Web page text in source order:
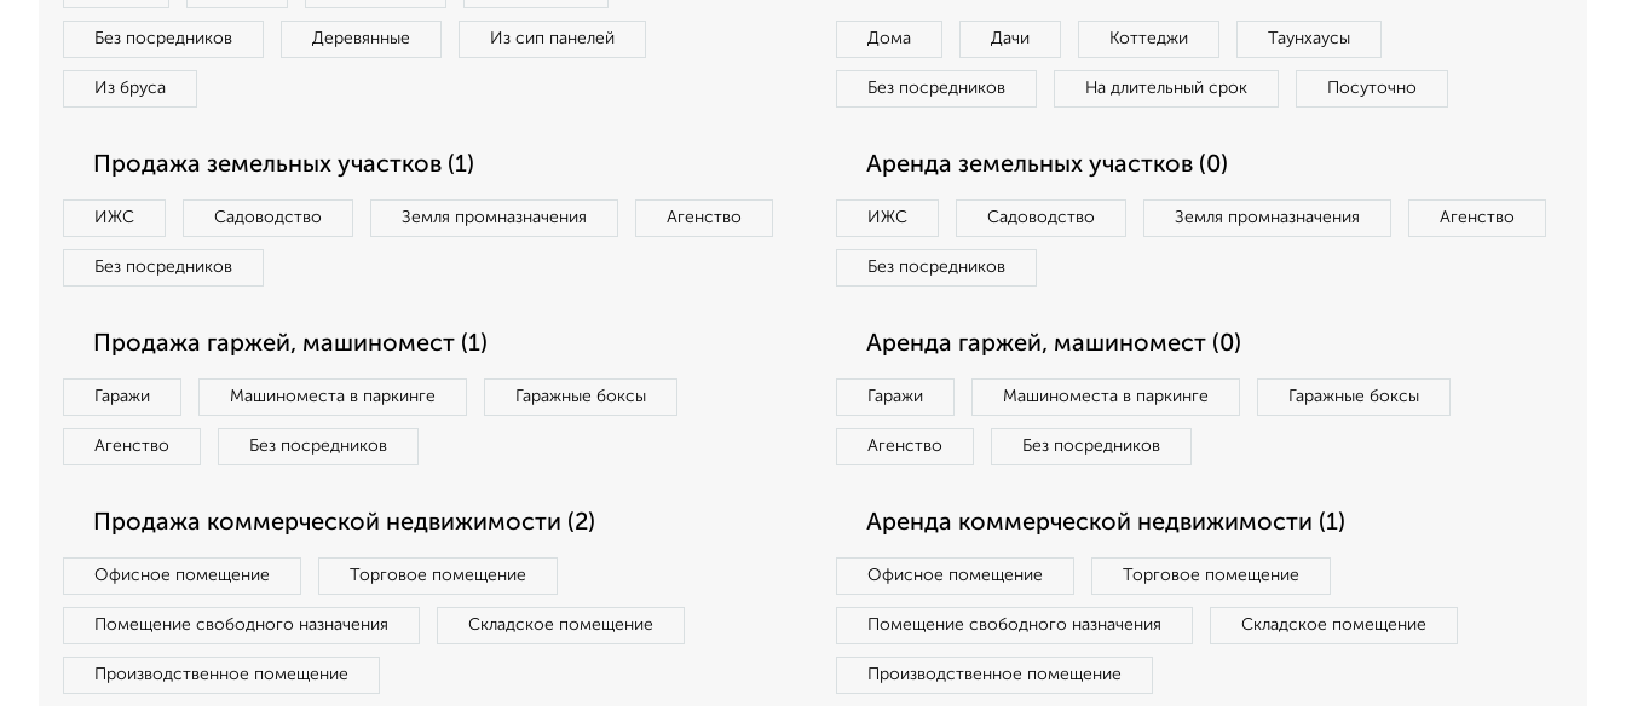
Без посредников Деревянные Из сип панелей
Из бруса
Дома Дачи Коттеджи Таунхаусы
Без посредников На длительный срок Посуточно
Продажа земельных участков (1)
ИЖС Садоводство Земля промназначения Агенство
Без посредников
Аренда земельных участков (0)
ИЖС Садоводство Земля промназначения Агенство
Без посредников
Продажа гаржей, машиномест (1)
Гаражи Машиноместа в паркинге Гаражные боксы
Агенство Без посредников
Аренда гаржей, машиномест (0)
Гаражи Машиноместа в паркинге Гаражные боксы
Агенство Без посредников
Продажа коммерческой недвижимости (2)
Офисное помещение Торговое помещение
Помещение свободного назначения Складское помещение
Производственное помещение
Аренда коммерческой недвижимости (1)
Офисное помещение Торговое помещение
Помещение свободного назначения Складское помещение
Производственное помещение